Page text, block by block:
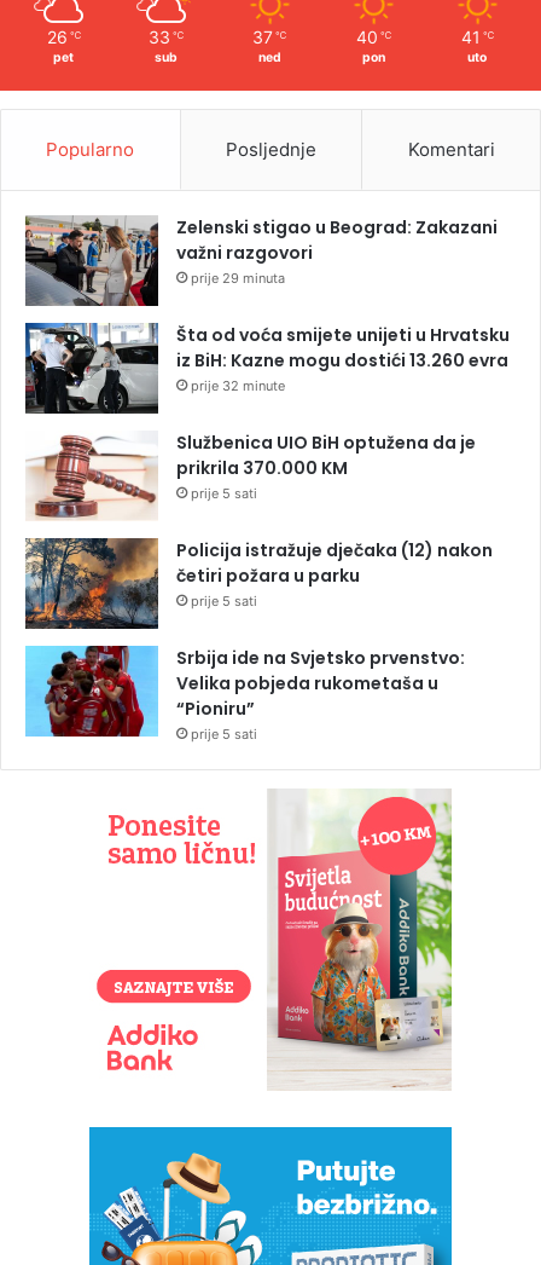
26 ℃
pet
33 ℃
sub
37 ℃
ned
40 ℃
pon
41 ℃
uto
Popularno Posljednje Komentari
Zelenski stigao u Beograd: Zakazani
važni razgovori
prije 29 minuta
Šta od voća smijete unijeti u Hrvatsku
iz BiH: Kazne mogu dostići 13.260 evra
prije 32 minute
Službenica UIO BiH optužena da je
prikrila 370.000 KM
prije 5 sati
Policija istražuje dječaka (12) nakon
četiri požara u parku
prije 5 sati
Srbija ide na Svjetsko prvenstvo:
Velika pobjeda rukometaša u
“Pioniru”
prije 5 sati